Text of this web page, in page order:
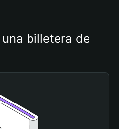
billetera de